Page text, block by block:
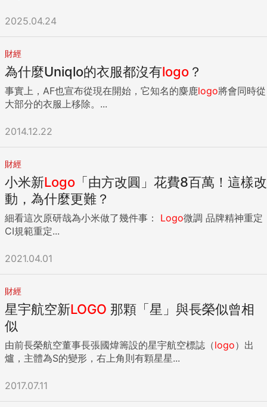
2025.04.24
財經
為什麼Uniqlo的衣服都沒有logo ？
事實上，AF也宣布從現在開始，它知名的麋鹿logo將會同時從
大部分的衣服上移除。...
2014.12.22
財經
小米新Logo 「由方改圓」花費8百萬！這樣改
動，為什麼更難？
細看這次原研哉為小米做了幾件事： Logo微調 品牌精神重定
CI規範重定...
2021.04.01
財經
星宇航空新LOGO 那顆「星」與長榮似曾相
似
由前長榮航空董事長張國煒籌設的星宇航空標誌（logo）出
爐，主體為S的變形，右上角則有顆星星...
2017.07.11